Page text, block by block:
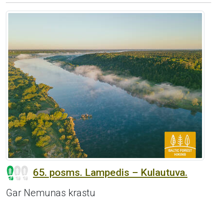
65. posms. Lampedis – Kulautuva.
Gar Nemunas krastu